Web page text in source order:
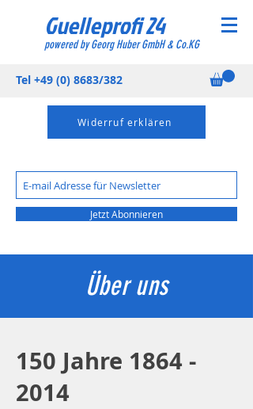
Guelleprofi 24
powered by Georg Huber GmbH & Co.KG
Tel +49 (0) 8683/382
Widerruf erklären
Jetzt Abonnieren
Über uns
150 Jahre 1864 -
2014